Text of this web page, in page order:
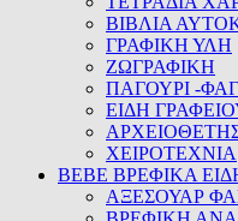
ΒΙΒΛΙΑ
ΓΡΑΦΙΚΗ ΥΛΗ
ΖΩΓΡΑΦΙΚΗ
ΠΑΓΟΥΡΙ -
ΕΙΔΗ
ΧΕΙΡΟΤΕΧΝΙΑ
BEBE ΒΡΕΦΙΚΑ
ΑΞΕΣΟΥΑΡ